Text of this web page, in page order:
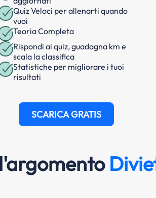
Quiz Veloci per allenarti quando
vuoi
Teoria Completa
Rispondi ai quiz, guadagna km e
scala la classifica
Statistiche per migliorare i tuoi
risultati
SCARICA GRATIS